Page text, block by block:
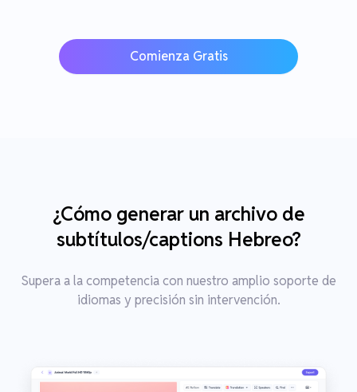
Comienza Gratis
¿Cómo generar un archivo de
subtítulos/captions Hebreo?
Supera a la competencia con nuestro amplio soporte de
idiomas y precisión sin intervención.